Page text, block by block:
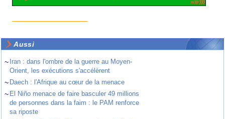
Aussi
~ Iran : dans l'ombre de la guerre au Moyen-
Orient, les exécutions s'accélèrent
~ Daech : l'Afrique au cœur de la menace
~ El Niño menace de faire basculer 49 millions
de personnes dans la faim : le PAM renforce
sa riposte